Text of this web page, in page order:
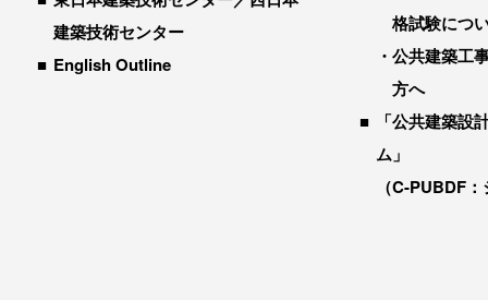
建築技術センター
English Outline
格試験につ
公共建築工
方へ
「公共建築設
ム」
（C-PUBDF